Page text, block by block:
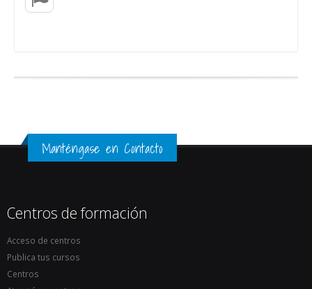
Manténgase en Contacto
Centros de formación
Acceso de centros
Publica tus cursos
Centros